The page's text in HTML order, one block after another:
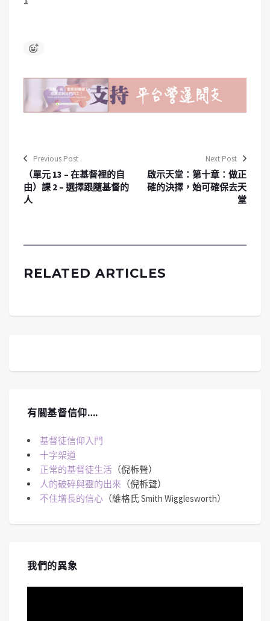
Previous Post
（單元 13 – 在基督裡的自
由）課 2 – 選擇跟隨基督的
人
Next Post
啟示天堂：第十章：做正
確的決擇，始可確保去天
堂
RELATED ARTICLES
有關基督信仰….
基督徒信仰入門
十字架道
正常的基督徒生活 （倪柝聲）
人的破碎與靈的出來 （倪柝聲）
不住增長的信心 （維格氏 Smith Wigglesworth）
我們的異象